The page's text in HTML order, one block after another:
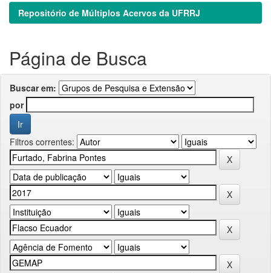
Repositório de Múltiplos Acervos da UFRRJ
Página de Busca
Buscar em:
por
Filtros correntes: